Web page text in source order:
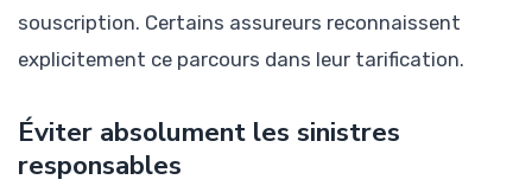
souscription. Certains assureurs reconnaissent
explicitement ce parcours dans leur tarification.
Éviter absolument les sinistres
responsables